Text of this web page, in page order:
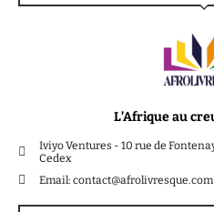
L’Afrique au
Iviyo Ventures - 10 rue de
Cedex
Email: contact@afrolivresque.com